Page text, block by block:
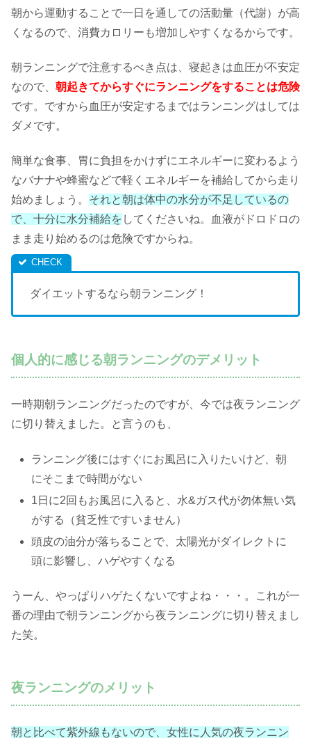
朝から運動することで一日を通しての活動量（代謝）が高
くなるので、消費カロリーも増加しやすくなるからです。
朝ランニングで注意するべき点は、寝起きは血圧が不安定
なので、 朝起きてからすぐにランニングをすることは危険
です。ですから血圧が安定するまではランニングはしては
ダメです。
簡単な食事、胃に負担をかけずにエネルギーに変わるよう
なバナナや蜂蜜などで軽くエネルギーを補給してから走り
始めましょう。 それと朝は体中の水分が不足しているの
で、十分に水分補給を してくださいね。血液がドロドロの
まま走り始めるのは危険ですからね。
ダイエットするなら朝ランニング！
個人的に感じる朝ランニングのデメリット
一時期朝ランニングだったのですが、今では夜ランニング
に切り替えました。と言うのも、
ランニング後にはすぐにお風呂に入りたいけど、朝
にそこまで時間がない
1日に2回もお風呂に入ると、水&ガス代が勿体無い気
がする（貧乏性ですいません）
頭皮の油分が落ちることで、太陽光がダイレクトに
頭に影響し、ハゲやすくなる
うーん、やっぱりハゲたくないですよね・・・。これが一
番の理由で朝ランニングから夜ランニングに切り替えまし
た笑。
夜ランニングのメリット
朝と比べて紫外線もないので、女性に人気の夜ランニン